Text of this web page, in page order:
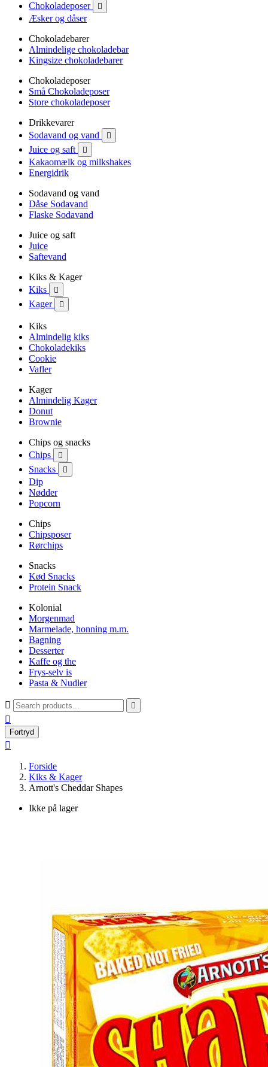
Chokoladeposer

Æsker og dåser
Chokoladebarer
Almindelige chokoladebar
Kingsize chokoladebarer
Chokoladeposer
Små Chokoladeposer
Store chokoladeposer
Drikkevarer
Sodavand og vand

Juice og saft 
Kakaomælk og milkshakes
Energidrik
Sodavand og vand
Dåse Sodavand
Flaske Sodavand
Juice og saft
Juice
Saftevand
Kiks & Kager
Kiks

Kager 
Kiks
Almindelig kiks
Chokoladekiks
Cookie
Vafler
Kager
Almindelig Kager
Donut
Brownie
Chips og snacks
Chips

Snacks 
Dip
Nødder
Popcorn
Chips
Chipsposer
Rørchips
Snacks
Kød Snacks
Protein Snack
Kolonial
Morgenmad
Marmelade, honning m.m.
Bagning
Desserter
Kaffe og the
Frys-selv is
Pasta & Nudler
 

Fortryd

Forside
Kiks & Kager
Arnott's Cheddar Shapes
Ikke på lager